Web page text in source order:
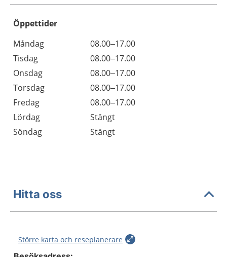
Öppettider
Dag
Öppettider
Kommentarer
Måndag
08.00–17.00
Tisdag
08.00–17.00
Onsdag
08.00–17.00
Torsdag
08.00–17.00
Fredag
08.00–17.00
Lördag
Stängt
Söndag
Stängt
Hitta oss
Större karta och reseplanerare